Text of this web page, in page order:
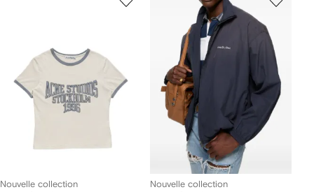
Nouvelle collection Nouvelle collection